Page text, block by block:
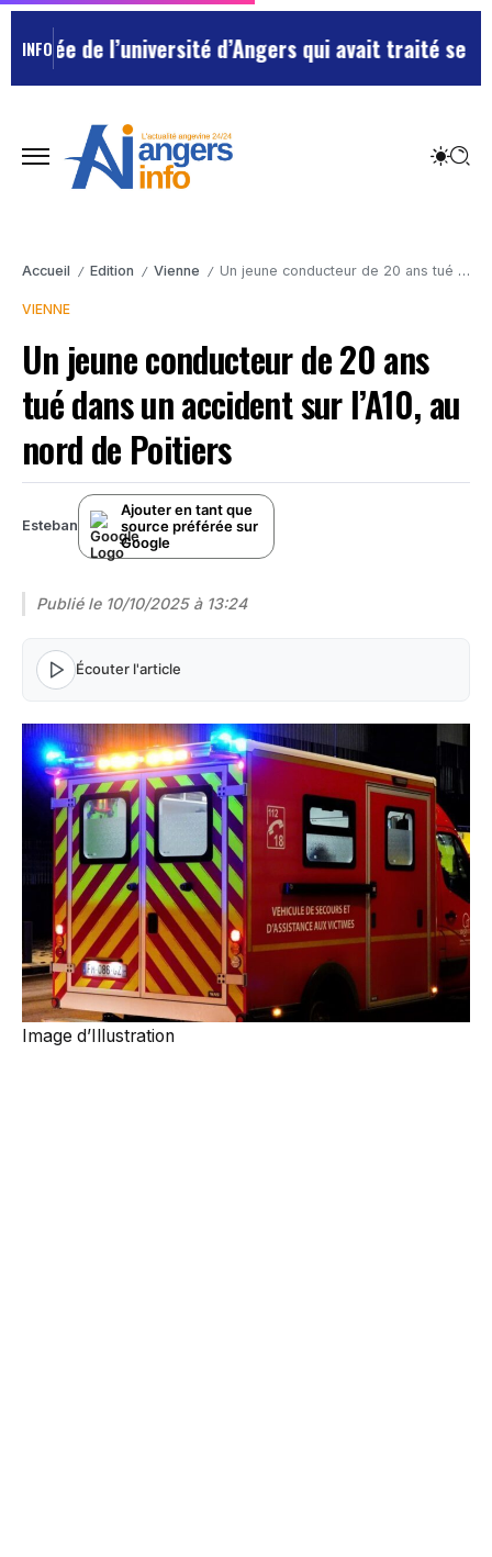
INFO
de l’université d’Angers qui avait traité ses chefs
Accueil / Edition / Vienne / Un jeune conducteur de 20 ans tué dans un accident sur l’A10, au nord de Poitiers
VIENNE
Un jeune conducteur de 20 ans
tué dans un accident sur l’A10, au
nord de Poitiers
Esteban
Ajouter en tant que
source préférée sur
Google
Publié le 10/10/2025 à 13:24
Écouter l'article
Image d’Illustration